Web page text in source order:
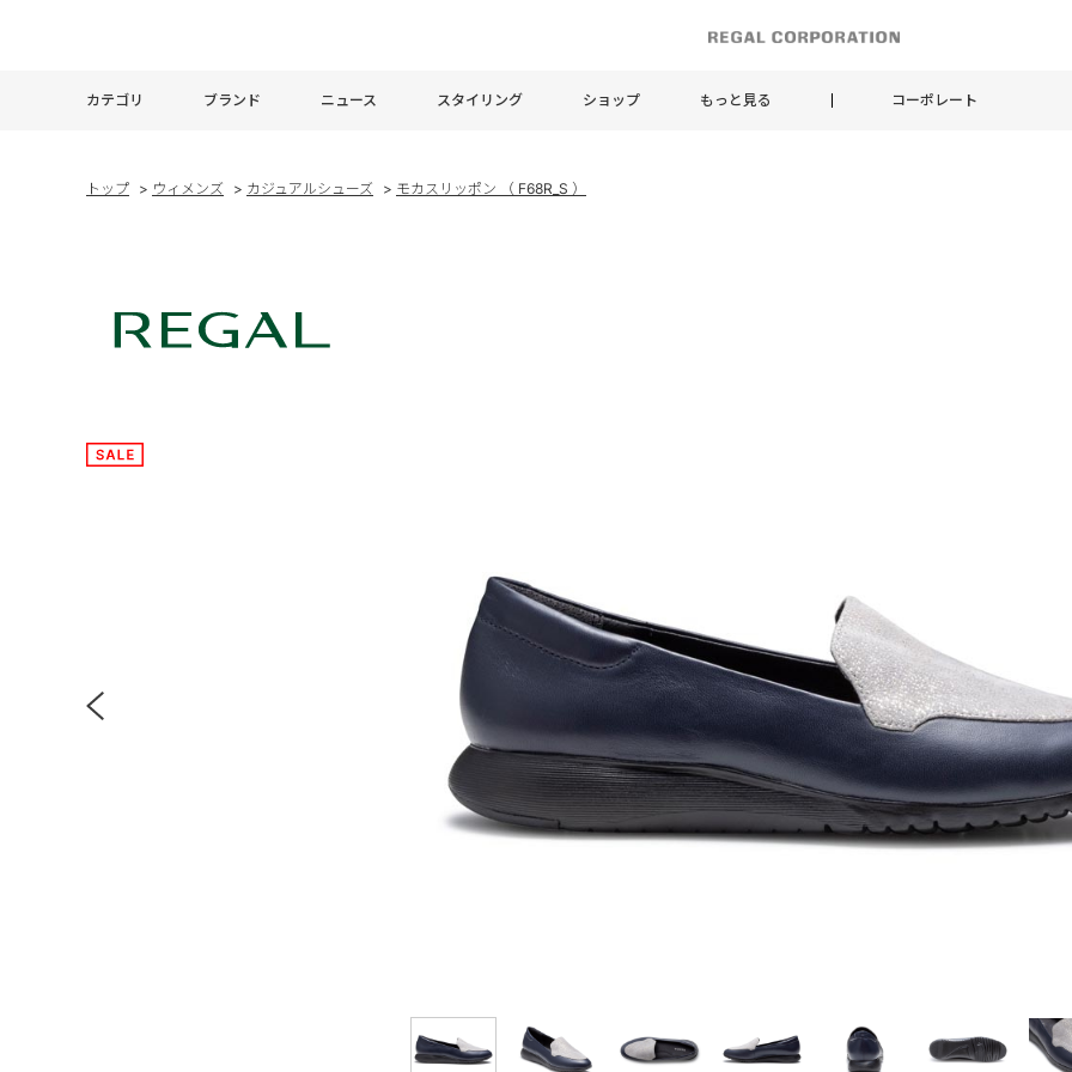
カテゴリ ブランド ニュース スタイリング ショップ もっと見る コーポレート
トップ > ウィメンズ > カジュアルシューズ > モカスリッポン （ F68R_S ）